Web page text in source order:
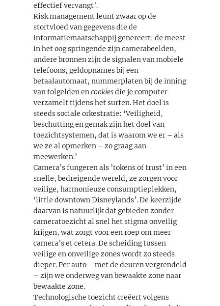
effectief vervangt’.
Risk management leunt zwaar op de
stortvloed van gegevens die de
informatiemaatschappij genereert: de meest
in het oog springende zijn camerabeelden,
andere bronnen zijn de signalen van mobiele
telefoons, geldopnames bij een
betaalautomaat, nummerplaten bij de inning
van tolgelden encookiesdie je computer
verzamelt tijdens het surfen. Het doel is
steeds sociale orkestratie: ‘Veiligheid,
beschutting en gemak zijn het doel van
toezichtsystemen, dat is waarom we er – als
we ze al opmerken – zo graag aan
meewerken.’
Camera’s fungeren als ’tokens of trust’ in een
snelle, bedreigende wereld, ze zorgen voor
veilige, harmonieuze consumptieplekken,
‘little downtown Disneylands’. De keerzijde
daarvan is natuurlijk dat gebieden zonder
cameratoezicht al snel het stigma onveilig
krijgen, wat zorgt voor een roep om meer
camera’s et cetera. De scheiding tussen
veilige en onveilige zones wordt zo steeds
dieper. Per auto – met de deuren vergrendeld
– zijn we onderweg van bewaakte zone naar
bewaakte zone.
Technologische toezicht creëert volgens